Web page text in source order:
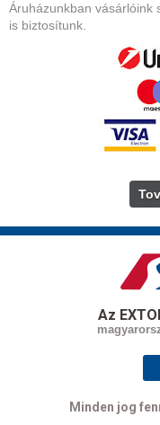
Áruházunkban vásárlóink
is biztosítunk.
Az
Minden jog